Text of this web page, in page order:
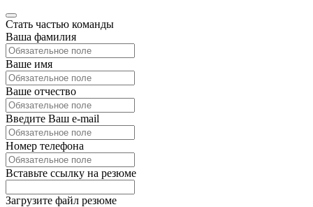
Стать частью команды
Ваша фамилия
Ваше имя
Ваше отчество
Введите Ваш e-mail
Номер телефона
Вставьте ссылку на резюме
Загрузите файл резюме